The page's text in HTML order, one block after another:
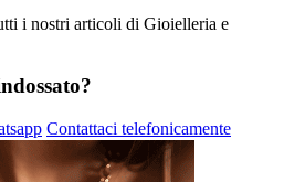
i nostri articoli di Gioielleria e
Contattaci telefonicamente